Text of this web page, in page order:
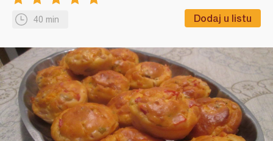
40 min Dodaj u listu